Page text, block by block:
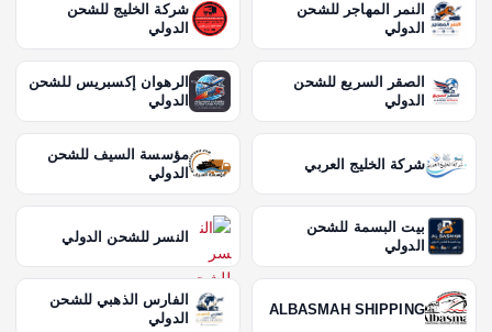
النمر المهاجر للشحن
الدولي
شركة الخليج للشحن
الدولي
الصقر السريع للشحن
الدولي
الرهوان إكسبريس للشحن
الدولي
شركة الخليج العربي
مؤسسة السيف للشحن
الدولي
بيت البسمة للشحن
الدولي
النسر للشحن الدولي
ALBASMAH SHIPPING
الفارس الذهبي للشحن
الدولي